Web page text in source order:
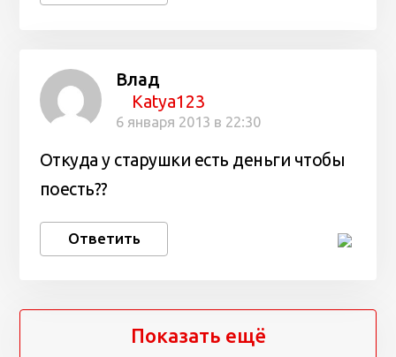
Влад
Katya123
6 января 2013 в 22:30
Откуда у старушки есть деньги чтобы
поесть??
Ответить
Показать ещё